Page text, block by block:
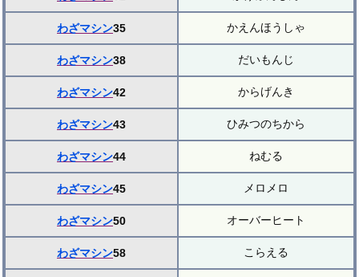
わざマシン35 かえんほうしゃ
わざマシン38 だいもんじ
わざマシン42 からげんき
わざマシン43 ひみつのちから
わざマシン44 ねむる
わざマシン45 メロメロ
わざマシン50 オーバーヒート
わざマシン58 こらえる